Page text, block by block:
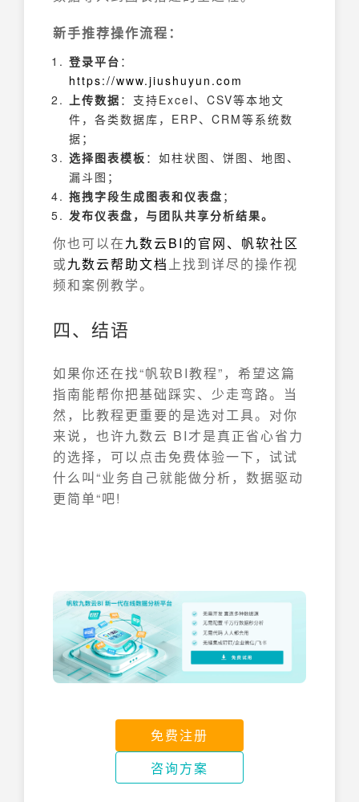
新手推荐操作流程：
登录平台 ：
https://www.jiushuyun.com
上传数据 ：支持Excel、CSV等本地文
件，各类数据库，ERP、CRM等系统数
据；
选择图表模板 ：如柱状图、饼图、地图、
漏斗图；
拖拽字段生成图表和仪表盘 ；
发布仪表盘，与团队共享分析结果。
你也可以在九数云BI的官网、 帆软社区
或九数云帮助文档上找到详尽的操作视
频和案例教学。
四、结语
如果你还在找“帆软BI教程”，希望这篇
指南能帮你把基础踩实、少走弯路。当
然，比教程更重要的是选对工具。对你
来说，也许九数云 BI才是真正省心省力
的选择，可以点击免费体验一下，试试
什么叫“业务自己就能做分析，数据驱动
更简单“吧!
免费注册
咨询方案